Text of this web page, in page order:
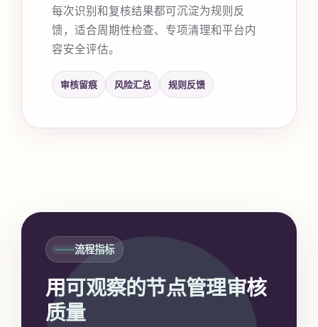
每次识别和复核结果都可沉淀为规则反
馈，适合周期性检查、专项清理和平台内
容安全评估。
审核留痕 风险汇总 规则反馈
流程指标
用可观察的节点管理审核
质量